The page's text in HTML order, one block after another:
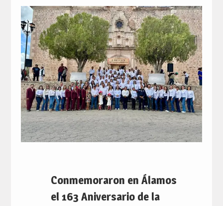
Conmemoraron en Álamos
el 163 Aniversario de la